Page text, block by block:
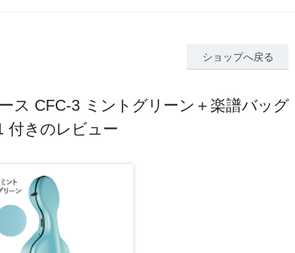
ショップへ戻る
ス CFC-3 ミントグリーン＋楽譜バッグ
付きのレビュー